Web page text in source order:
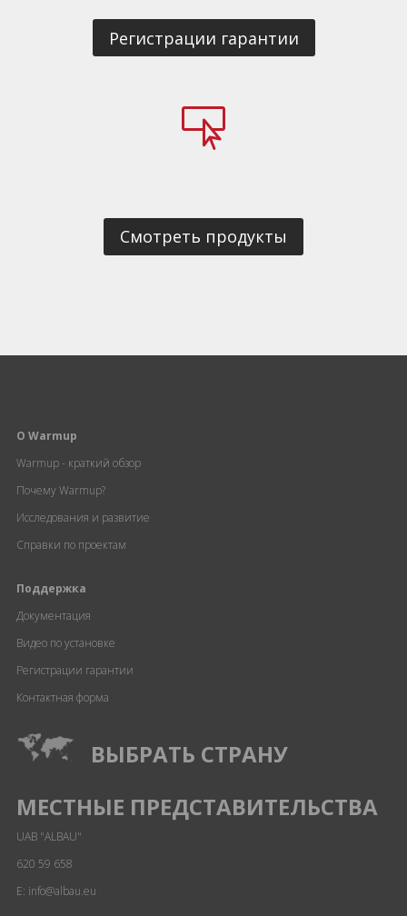
Регистрации гарантии

Смотреть продукты
О Warmup
Warmup - краткий обзор
Почему Warmup?
Исследования и развитие
Справки по проектам
Поддержка
Документация
Видео по установке
Регистрации гарантии
Контактная форма
ВЫБРАТЬ СТРАНУ
МЕСТНЫЕ ПРЕДСТАВИТЕЛЬСТВА
UAB "ALBAU"
620 59 658
E: info@albau.eu